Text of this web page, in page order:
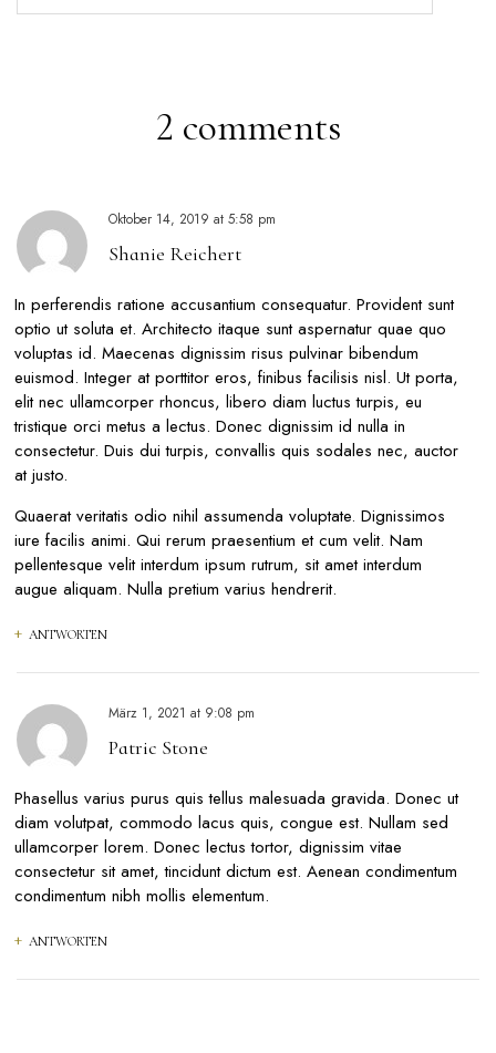
2 comments
Oktober 14, 2019 at 5:58 pm
Shanie Reichert
In perferendis ratione accusantium consequatur. Provident sunt
optio ut soluta et. Architecto itaque sunt aspernatur quae quo
voluptas id. Maecenas dignissim risus pulvinar bibendum
euismod. Integer at porttitor eros, finibus facilisis nisl. Ut porta,
elit nec ullamcorper rhoncus, libero diam luctus turpis, eu
tristique orci metus a lectus. Donec dignissim id nulla in
consectetur. Duis dui turpis, convallis quis sodales nec, auctor
at justo.
Quaerat veritatis odio nihil assumenda voluptate. Dignissimos
iure facilis animi. Qui rerum praesentium et cum velit. Nam
pellentesque velit interdum ipsum rutrum, sit amet interdum
augue aliquam. Nulla pretium varius hendrerit.
ANTWORTEN
März 1, 2021 at 9:08 pm
Patric Stone
Phasellus varius purus quis tellus malesuada gravida. Donec ut
diam volutpat, commodo lacus quis, congue est. Nullam sed
ullamcorper lorem. Donec lectus tortor, dignissim vitae
consectetur sit amet, tincidunt dictum est. Aenean condimentum
condimentum nibh mollis elementum.
ANTWORTEN